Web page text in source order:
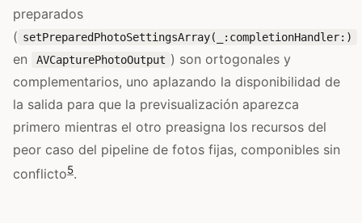
preparados
( setPreparedPhotoSettingsArray(_:completionHandler:)
en AVCapturePhotoOutput ) son ortogonales y
complementarios, uno aplazando la disponibilidad de
la salida para que la previsualización aparezca
primero mientras el otro preasigna los recursos del
peor caso del pipeline de fotos fijas, componibles sin
conflicto5.